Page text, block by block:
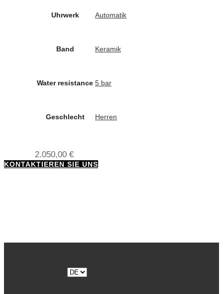
Uhrwerk Automatik
Band Keramik
Water resistance 5 bar
Geschlecht Herren
2.050,00 €
KONTAKTIEREN SIE UNS
Sprache